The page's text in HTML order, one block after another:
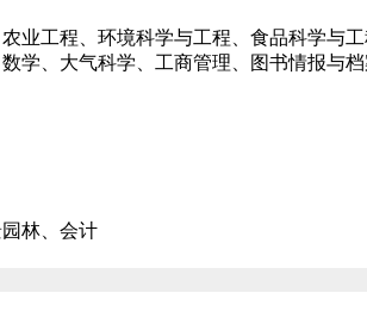
业工程、环境科学与工程、食品科学与
学、大气科学、工商管理、图书情报与
林、会计